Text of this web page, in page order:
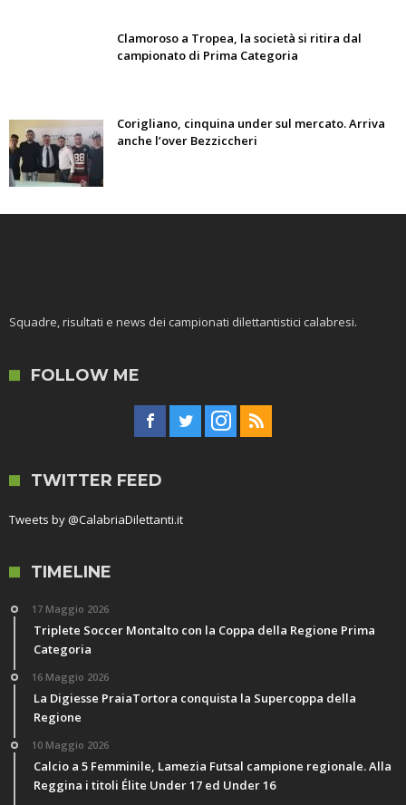
Clamoroso a Tropea, la società si ritira dal
campionato di Prima Categoria
Corigliano, cinquina under sul mercato. Arriva
anche l’over Bezziccheri
Squadre, risultati e news dei campionati dilettantistici calabresi.
FOLLOW ME
TWITTER FEED
Tweets by @CalabriaDilettanti.it
TIMELINE
17 Maggio 2026
Triplete Soccer Montalto con la Coppa della Regione Prima
Categoria
16 Maggio 2026
La Digiesse PraiaTortora conquista la Supercoppa della
Regione
10 Maggio 2026
Calcio a 5 Femminile, Lamezia Futsal campione regionale. Alla
Reggina i titoli Élite Under 17 ed Under 16